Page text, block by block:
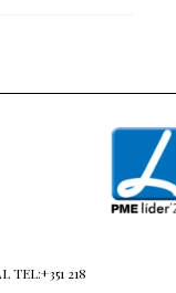
TEL:+351 218